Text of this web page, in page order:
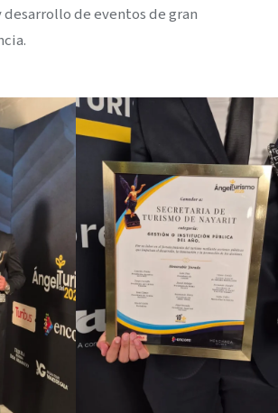
de eventos de gran